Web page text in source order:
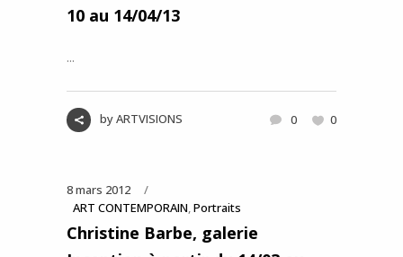
10 au 14/04/13
...
byARTVISIONS 0 0
8 mars 2012
ART CONTEMPORAIN,Portraits
Christine Barbe, galerie